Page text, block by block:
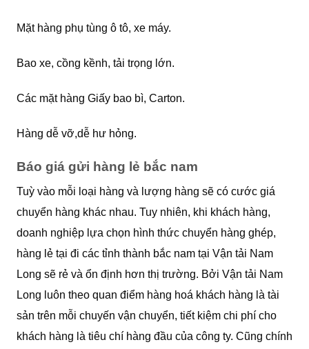
Mặt hàng phụ tùng ô tô, xe máy.
Bao xe, cồng kềnh, tải trọng lớn.
Các mặt hàng Giấy bao bì, Carton.
Hàng dễ vỡ,dễ hư hỏng.
Báo giá gửi hàng lẻ bắc nam
Tuỳ vào mỗi loại hàng và lượng hàng sẽ có cước giá
chuyển hàng khác nhau. Tuy nhiên, khi khách hàng,
doanh nghiệp lựa chọn hình thức chuyển hàng ghép,
hàng lẻ tại đi các tỉnh thành bắc nam tại Vận tải Nam
Long sẽ rẻ và ổn định hơn thị trường. Bởi Vận tải Nam
Long luôn theo quan điểm hàng hoá khách hàng là tài
sản trên mỗi chuyến vận chuyển, tiết kiệm chi phí cho
khách hàng là tiêu chí hàng đầu của công ty. Cũng chính